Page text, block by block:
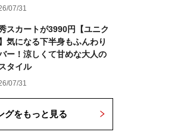
07/31
スカートが3990円【ユニク
気になる下半身もふんわり
ー！涼しくて甘めな大人の
タイル
07/31
グをもっと見る